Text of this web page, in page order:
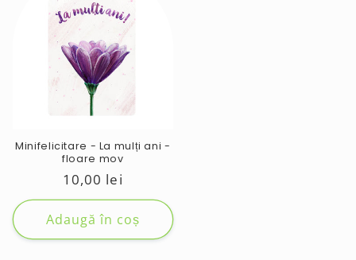
Minifelicitare - La mulți ani -
floare mov
Preț
obișnuit
10,00 lei
Adaugă în coș